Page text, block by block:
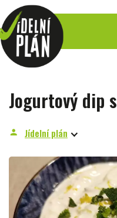
Jogurtový dip
person Jídelní plán